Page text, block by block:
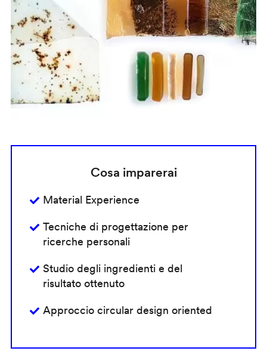
Cosa imparerai
Material Experience
Tecniche di progettazione per
ricerche personali
Studio degli ingredienti e del
risultato ottenuto
Approccio circular design oriented